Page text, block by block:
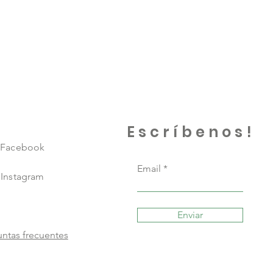
Facebook
Instagram
frecuentes
Escríbenos!
Email
Enviar